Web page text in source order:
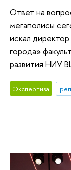
Ответ на
мегаполисы
искал
города»
развития НИУ
Экспертиза